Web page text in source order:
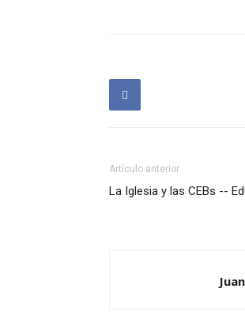
Artículo anterior
La Iglesia y las CEBs --
Juan